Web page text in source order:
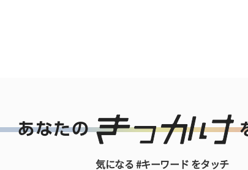
気になる #キーワード をタッチ